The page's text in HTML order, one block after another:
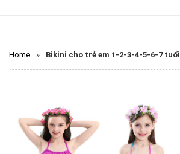
Home » Bikini cho trẻ em 1-2-3-4-5-6-7 tuổi